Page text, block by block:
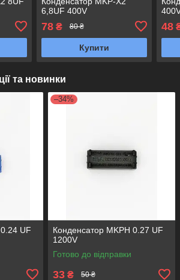
6,8UF 400V
78₴ 80 ₴
Купити
48
та новинки
UF
–34%
Конденсатор MKPH 0.27 UF
1200V
Готово до відправки
33 ₴ 50 ₴